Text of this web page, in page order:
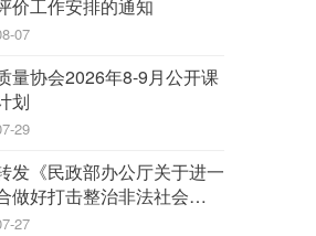
价工作安排的通知
07
量协会2026年8-9月公开课
划
29
发《民政部办公厅关于进一
做好打击整治非法社会组织
通知》的通知
27